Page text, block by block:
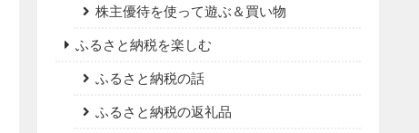
株主優待を使って遊ぶ＆買い物
ふるさと納税を楽しむ
ふるさと納税の話
ふるさと納税の返礼品